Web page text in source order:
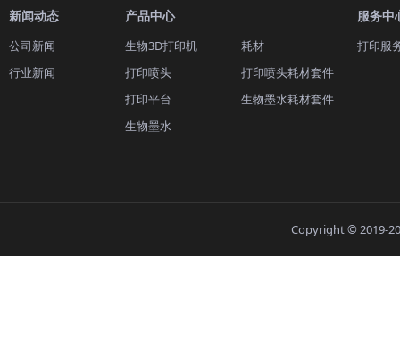
新闻动态
公司新闻
行业新闻
产品中心
生物3D打印机
打印喷头
打印平台
生物墨水
耗材
打印喷头耗材套件
生物墨水耗材套件
服务中
打印服
Copyright © 2019-